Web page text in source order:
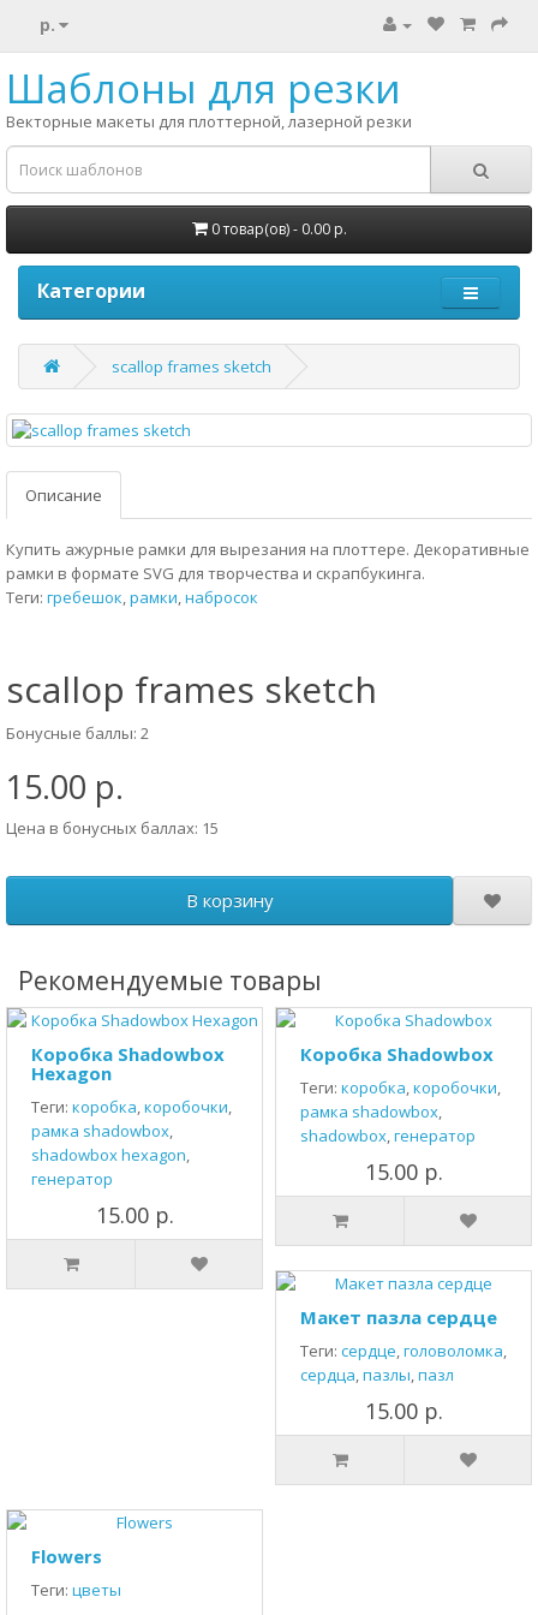
р.
Шаблоны для резки
Векторные макеты для плоттерной, лазерной резки
0 товар(ов) - 0.00 р.
Категории
scallop frames sketch
Описание
Купить ажурные рамки для вырезания на плоттере. Декоративные
рамки в формате SVG для творчества и скрапбукинга.
Теги: гребешок,рамки,набросок
scallop frames sketch
Бонусные баллы: 2
15.00 р.
Цена в бонусных баллах: 15
В корзину
Рекомендуемые товары
Коробка Shadowbox
Hexagon
Теги: коробка,коробочки,
рамка shadowbox,
shadowbox hexagon,
генератор
15.00 р.
Коробка Shadowbox
Теги: коробка,коробочки,
рамка shadowbox,
shadowbox,генератор
15.00 р.
Макет пазла сердце
Теги: сердце,головоломка,
сердца,пазлы,пазл
15.00 р.
Flowers
Теги: цветы